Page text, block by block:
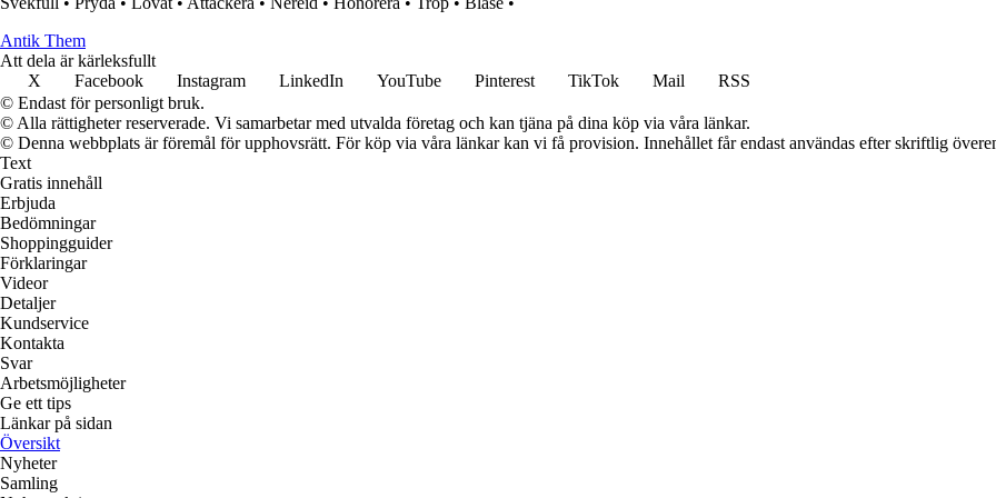
Antik Them
Att dela är kärleksfullt
X
Facebook Instagram LinkedIn YouTube Pinterest TikTok Mail
RSS
© Endast för personligt bruk.
© Alla rättigheter reserverade. Vi samarbetar med utvalda företag och kan tjäna på dina köp via våra länkar.
© Denna webbplats är föremål för upphovsrätt. För köp via våra länkar kan vi få provision. Innehållet får endast användas efter skriftlig
Text
Gratis innehåll
Erbjuda
Bedömningar
Shoppingguider
Förklaringar
Videor
Detaljer
Kundservice
Kontakta
Svar
Arbetsmöjligheter
Ge ett tips
Länkar på sidan
Översikt
Nyheter
Samling